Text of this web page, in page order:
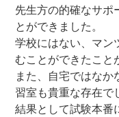
先生方の的確なサポ
とができました。
学校にはない、マン
むことができたこと
また、自宅ではなか
習室も貴重な存在で
結果として試験本番